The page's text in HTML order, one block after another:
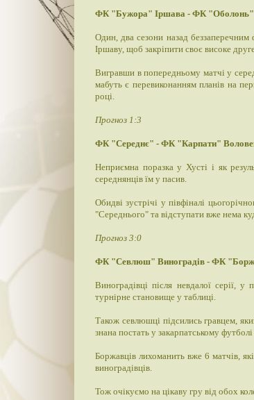
ФК "Бужора" Іршава - ФК "Оболонь"
Один, два сезони назад беззаперечним
Іршаву, щоб закріпити своє високе
Вигравши в попередньому матчі у
мабуть є перевиконанням планів на
році.
Прогноз 1:3
ФК "Середнє" - ФК "Карпати"
Неприємна поразка у Хусті і як
середнянців їм у пасив.
Обидві зустрічі у півфіналі
"Середнього" та відступати вже нема
Прогноз 3:0
ФК "Севлюш" Виноградів - ФК
Виноградівці після невдалої серії,
турнірне становище у таблиці.
Також севлюшці підсились гравцем,
знана постать у закарпатському
Боржавців лихоманить вже 6 матчів,
виноградівців.
Тож очікуємо на цікаву гру від обох